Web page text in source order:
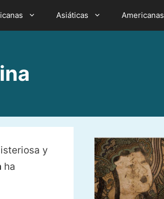
Asiáticas Americanas
y
ha